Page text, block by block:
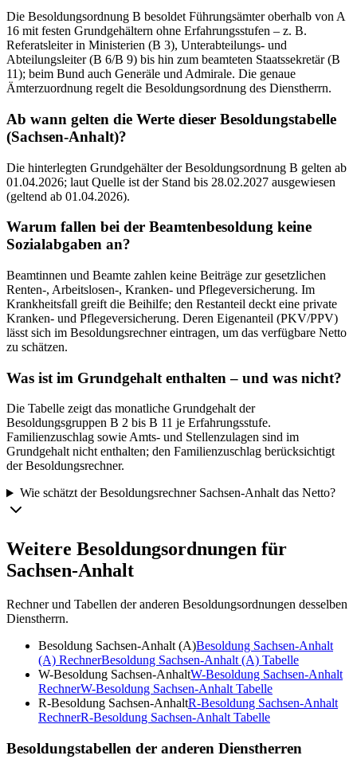
Die Besoldungsordnung B besoldet Führungsämter oberhalb von A
16 mit festen Grundgehältern ohne Erfahrungsstufen – z. B.
Referatsleiter in Ministerien (B 3), Unterabteilungs- und
Abteilungsleiter (B 6/B 9) bis hin zum beamteten Staatssekretär (B
11); beim Bund auch Generäle und Admirale. Die genaue
Ämterzuordnung regelt die Besoldungsordnung des Dienstherrn.
Ab wann gelten die Werte dieser Besoldungstabelle
(Sachsen-Anhalt)?
Die hinterlegten Grundgehälter der Besoldungsordnung B gelten ab
01.04.2026; laut Quelle ist der Stand bis 28.02.2027 ausgewiesen
(geltend ab 01.04.2026).
Warum fallen bei der Beamtenbesoldung keine
Sozialabgaben an?
Beamtinnen und Beamte zahlen keine Beiträge zur gesetzlichen
Renten-, Arbeitslosen-, Kranken- und Pflegeversicherung. Im
Krankheitsfall greift die Beihilfe; den Restanteil deckt eine private
Kranken- und Pflegeversicherung. Deren Eigenanteil (PKV/PPV)
lässt sich im Besoldungsrechner eintragen, um das verfügbare Netto
zu schätzen.
Was ist im Grundgehalt enthalten – und was nicht?
Die Tabelle zeigt das monatliche Grundgehalt der
Besoldungsgruppen B 2 bis B 11 je Erfahrungsstufe.
Familienzuschlag sowie Amts- und Stellenzulagen sind im
Grundgehalt nicht enthalten; den Familienzuschlag berücksichtigt
der Besoldungsrechner.
Wie schätzt der Besoldungsrechner Sachsen-Anhalt das Netto?
Weitere Besoldungsordnungen für
Sachsen-Anhalt
Rechner und Tabellen der anderen Besoldungsordnungen desselben
Dienstherrn.
Besoldung Sachsen-Anhalt (A)Besoldung Sachsen-Anhalt
(A) RechnerBesoldung Sachsen-Anhalt (A) Tabelle
W-Besoldung Sachsen-AnhaltW-Besoldung Sachsen-Anhalt
RechnerW-Besoldung Sachsen-Anhalt Tabelle
R-Besoldung Sachsen-AnhaltR-Besoldung Sachsen-Anhalt
RechnerR-Besoldung Sachsen-Anhalt Tabelle
Besoldungstabellen der anderen Dienstherren